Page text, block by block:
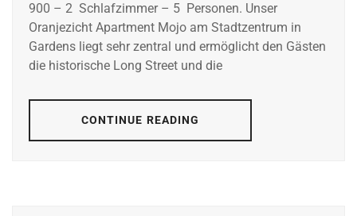
900 – 2 Schlafzimmer – 5 Personen. Unser
Oranjezicht Apartment Mojo am Stadtzentrum in
Gardens liegt sehr zentral und ermöglicht den Gästen
die historische Long Street und die
CONTINUE READING